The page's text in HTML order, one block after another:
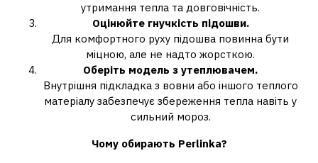
утримання тепла та довговічність.
Оцінюйте гнучкість підошви.
Для комфортного руху підошва повинна бути
міцною, але не надто жорсткою.
Оберіть модель з утеплювачем.
Внутрішня підкладка з вовни або іншого теплого
матеріалу забезпечує збереження тепла навіть у
сильний мороз.
Чому обирають Perlinka?